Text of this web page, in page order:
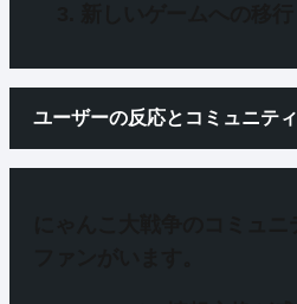
ユーザーの反応とコミュニティ